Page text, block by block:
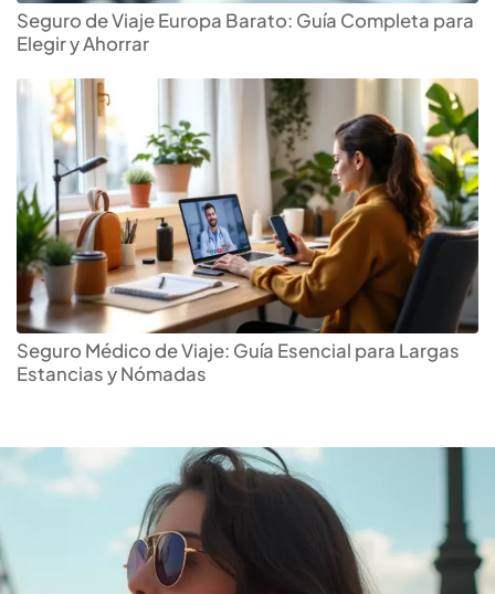
Seguro de Viaje Europa Barato: Guía Completa para
Elegir y Ahorrar
Seguro Médico de Viaje: Guía Esencial para Largas
Estancias y Nómadas
Descubre elseguro de
viajeideal para ti